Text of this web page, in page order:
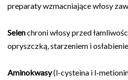
preparaty wzmacniające włosy
Selenchroni włosy przed
opryszczką, starzeniem i
Aminokwasy(l-cysteina i l-